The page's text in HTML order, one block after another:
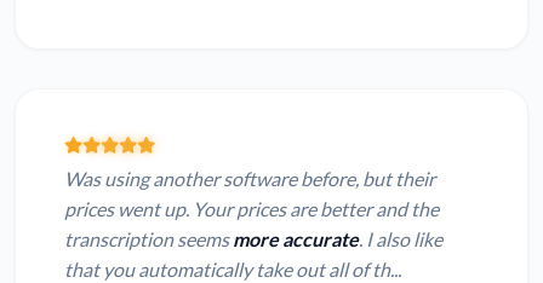
Was using another software before, but their
prices went up. Your prices are better and the
transcription seemsmore accurate. I also like
that you automatically take out all of th...